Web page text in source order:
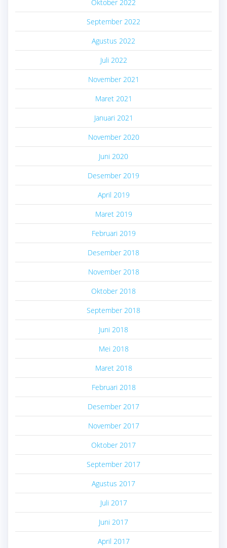
Oktober 2022
September 2022
Agustus 2022
Juli 2022
November 2021
Maret 2021
Januari 2021
November 2020
Juni 2020
Desember 2019
April 2019
Maret 2019
Februari 2019
Desember 2018
November 2018
Oktober 2018
September 2018
Juni 2018
Mei 2018
Maret 2018
Februari 2018
Desember 2017
November 2017
Oktober 2017
September 2017
Agustus 2017
Juli 2017
Juni 2017
April 2017